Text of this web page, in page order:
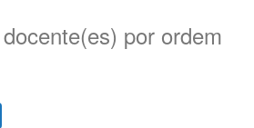
por ordem